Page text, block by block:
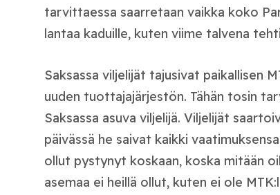
tarvittaessa saarretaan vaikka koko
lantaa kaduille, kuten viime talvena
Saksassa viljelijät tajusivat paikallisen
uuden tuottajajärjestön. Tähän tosin
Saksassa asuva viljelijä. Viljelijät
päivässä he saivat kaikki
ollut pystynyt koskaan, koska mitään
asemaa ei heillä ollut, kuten ei ole